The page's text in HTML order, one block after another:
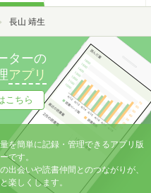
長山 靖生
ターの
アプリ
こちら
を簡単に記録・管理できるアプリ版
です。
出会いや読書仲間とのつながりが、
楽しくします。